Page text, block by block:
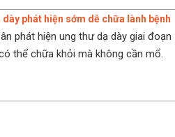
dày phát hiện sớm dễ chữa lành bệnh
phát hiện ung thư dạ dày giai
thể chữa khỏi mà không cần mổ.